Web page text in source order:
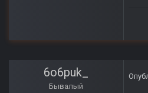
6o6puk_
Бывалый